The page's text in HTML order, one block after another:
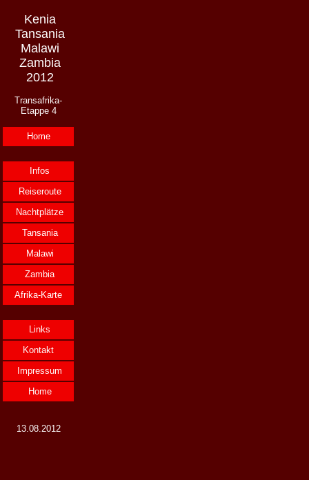
Kenia
Tansania
Malawi
Zambia
2012
Transafrika-
Etappe 4
Home
Infos
Reiseroute
Nachtplätze
Tansania
Malawi
Zambia
Afrika-Karte
Links
Kontakt
Impressum
Home
13.08.2012